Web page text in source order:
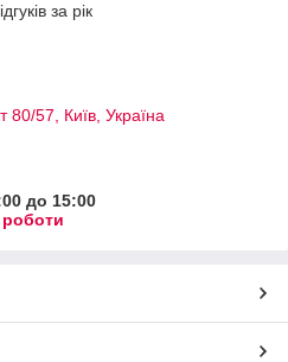
за рік
80/57, Київ, Україна
до 15:00
роботи